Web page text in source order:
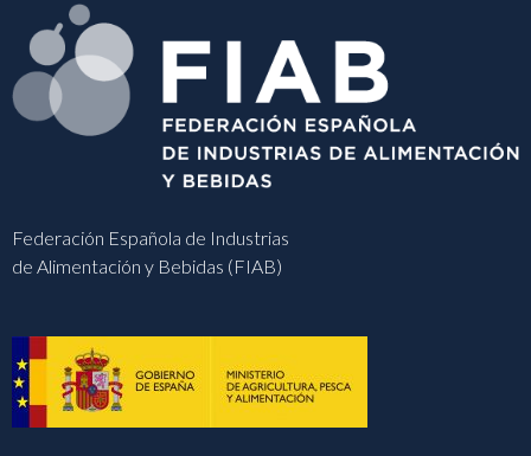
Federación Española de Industrias
de Alimentación y Bebidas (FIAB)